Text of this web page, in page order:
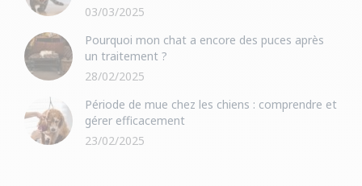
03/03/2025
Pourquoi mon chat a encore des puces après
un traitement ?
28/02/2025
Période de mue chez les chiens : comprendre et
gérer efficacement
23/02/2025